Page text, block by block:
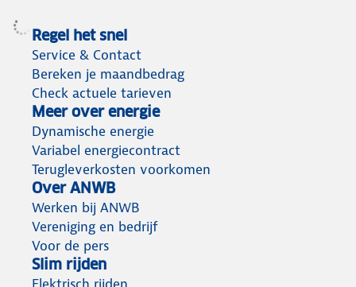
Regel het snel
Service & Contact
Bereken je maandbedrag
Check actuele tarieven
Meer over energie
Dynamische energie
Variabel energiecontract
Terugleverkosten voorkomen
Over ANWB
Werken bij ANWB
Vereniging en bedrijf
Voor de pers
Slim rijden